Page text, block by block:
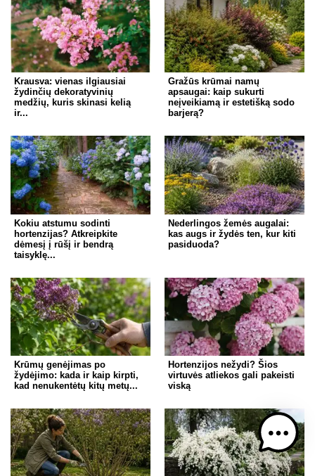
Krausva: vienas ilgiausiai
žydinčių dekoratyvinių
medžių, kuris skinasi kelią
ir...
Gražūs krūmai namų
apsaugai: kaip sukurti
neįveikiamą ir estetišką sodo
barjerą?
Kokiu atstumu sodinti
hortenzijas? Atkreipkite
dėmesį į rūšį ir bendrą
taisyklę...
Nederlingos žemės augalai:
kas augs ir žydės ten, kur kiti
pasiduoda?
Krūmų genėjimas po
žydėjimo: kada ir kaip kirpti,
kad nenukentėtų kitų metų...
Hortenzijos nežydi? Šios
virtuvės atliekos gali pakeisti
viską